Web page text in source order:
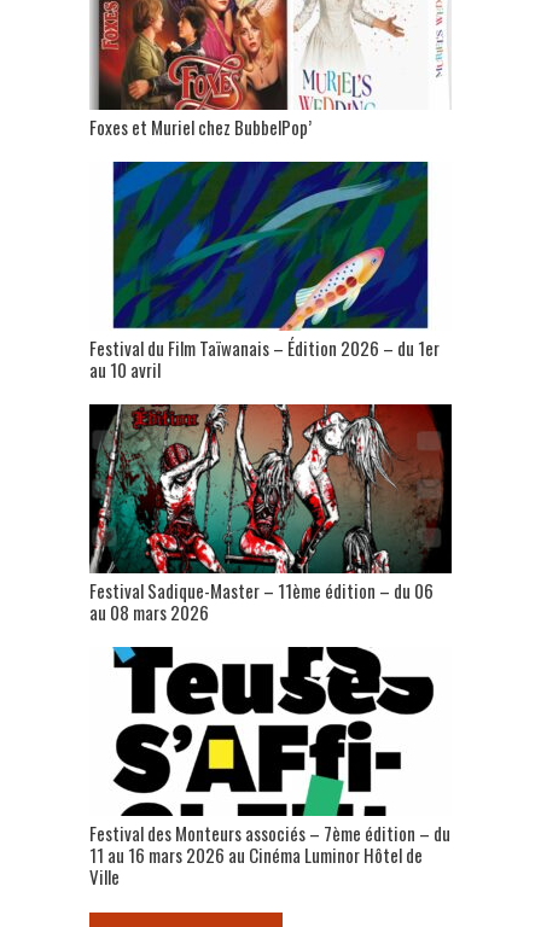
Foxes et Muriel chez BubbelPop’
Festival du Film Taïwanais – Édition 2026 – du 1er
au 10 avril
Festival Sadique-Master – 11ème édition – du 06
au 08 mars 2026
Festival des Monteurs associés – 7ème édition – du
11 au 16 mars 2026 au Cinéma Luminor Hôtel de
Ville